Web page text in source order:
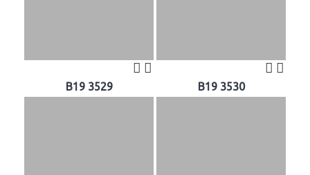
B19 3529 B19 3530